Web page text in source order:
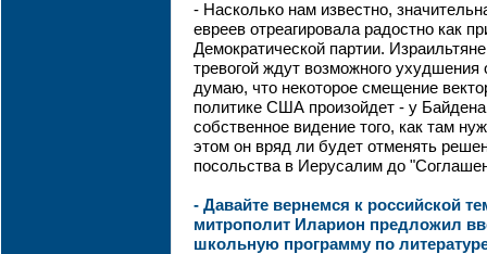
- Насколько нам известно,
евреев отреагировала радостно как
Демократической партии.
тревогой ждут возможного
думаю, что некоторое смещение
политике США произойдет - у
собственное видение того, как там
этом он вряд ли будет отменять
посольства в Иерусалим до
- Давайте вернемся к российской
митрополит Иларион предложил
школьную программу по